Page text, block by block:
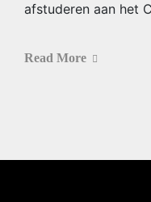
afstuderen aan het
Read More